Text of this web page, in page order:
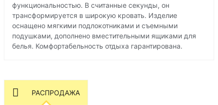
функциональностью. В считанные секунды, он
трансформируется в широкую кровать. Изделие
оснащено мягкими подлокотниками и съемными
подушками, дополнено вместительными ящиками для
белья. Комфортабельность отдыха гарантирована.
РАСПРОДАЖА